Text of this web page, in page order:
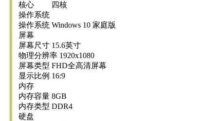
核心 四核
操作系统
操作系统 Windows 10 家庭版
屏幕
屏幕尺寸 15.6英寸
物理分辨率 1920x1080
屏幕类型 FHD全高清屏幕
显示比例 16:9
内存
内存容量 8GB
内存类型 DDR4
硬盘